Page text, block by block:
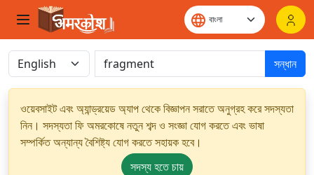
সন্ধান
ওয়েবসাইট এবং অ্যান্ড্রয়েড অ্যাপ থেকে বিজ্ঞাপন সরাতে অনুগ্রহ করে সদস্যতা
নিন। সদস্যতা ফি অমরকোষে নতুন শব্দ ও সংজ্ঞা যোগ করতে এবং ভাষা
সম্পর্কিত অন্যান্য বৈশিষ্ট্য যোগ করতে সহায়ক হবে।
সদস্য হতে চায়